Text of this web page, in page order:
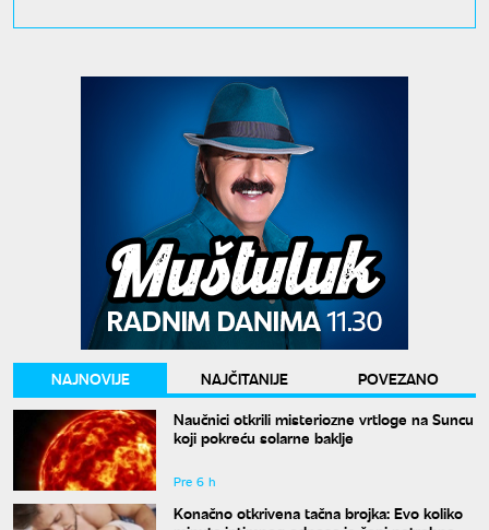
NAJNOVIJE NAJČITANIJE
POVEZANO
Naučnici otkrili misteriozne vrtloge na Suncu
koji pokreću solarne baklje
Pre 6 h
Konačno otkrivena tačna brojka: Evo koliko